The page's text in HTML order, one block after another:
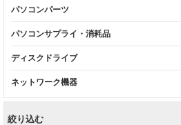
パソコンパーツ
パソコンサプライ・消耗品
ディスクドライブ
ネットワーク機器
絞り込む